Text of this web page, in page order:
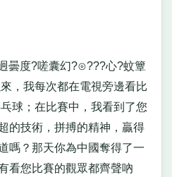
度?嗟囊幻?⊙???心?蚊簟
，我每次都在電視旁邊看比
球；在比賽中，我看到了您
的技術，拼搏的精神，贏得
嗎？那天你為中國奪得了一
看您比賽的觀眾都齊聲吶